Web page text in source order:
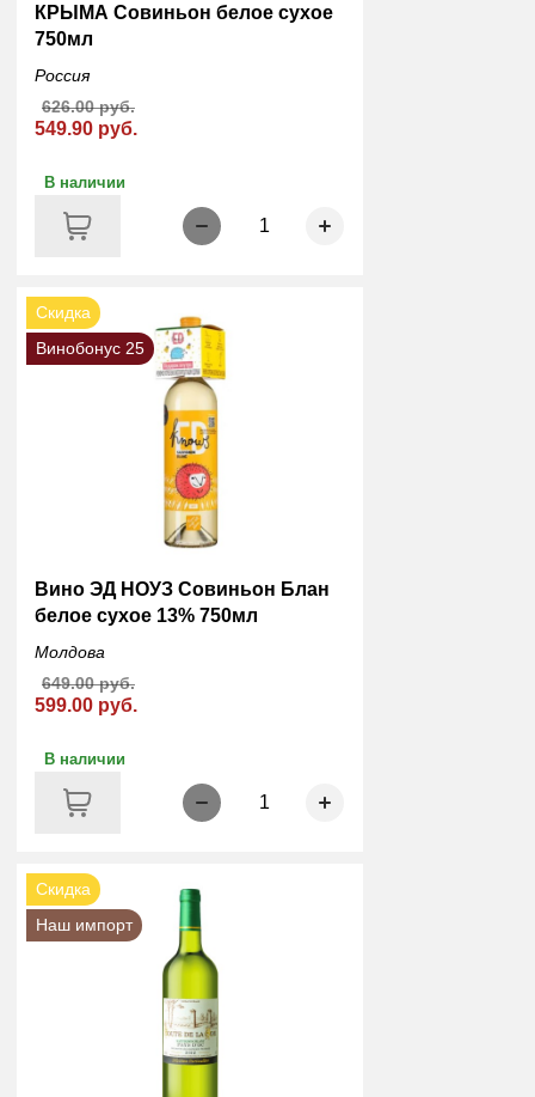
КРЫМА Совиньон белое сухое
750мл
Россия
549.90 руб.
626.00 руб.
В наличии
1
Скидка
Винобонус 25
Вино ЭД НОУЗ Совиньон Блан
белое сухое 13% 750мл
Молдова
599.00 руб.
649.00 руб.
В наличии
1
Скидка
Наш импорт